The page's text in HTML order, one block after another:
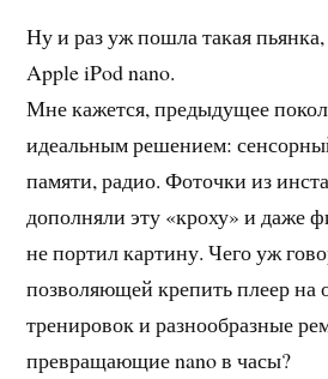
Ну и раз уж пошла такая
Apple iPod nano.
Мне кажется, предыдущее
идеальным решением:
памяти, радио. Фоточки из
дополняли эту «кроху» и даже
не портил картину. Чего уж
позволяющей крепить плеер на
тренировок и разнообразные
превращающие nano в часы?